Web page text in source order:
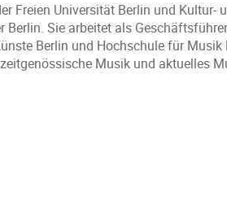
Freien Universität Berlin und Kultur-
Sie arbeitet als
Berlin und Hochschule für Musik
Musik und aktuelles